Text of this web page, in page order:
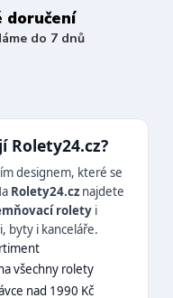
doručení
do 7 dnů
Rolety24.cz?
designem, které se
Rolety24.cz najdete
rolety i
byty i kanceláře.
všechny rolety
nad 1990 Kč